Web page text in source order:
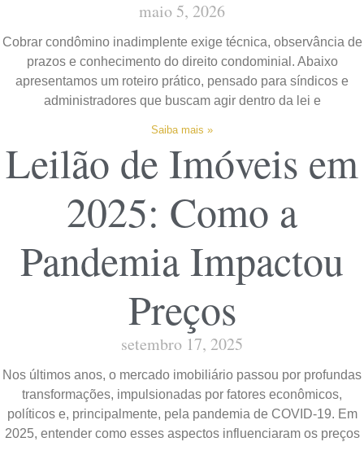
maio 5, 2026
Cobrar condômino inadimplente exige técnica, observância de
prazos e conhecimento do direito condominial. Abaixo
apresentamos um roteiro prático, pensado para síndicos e
administradores que buscam agir dentro da lei e
Saiba mais »
Leilão de Imóveis em
2025: Como a
Pandemia Impactou
Preços
setembro 17, 2025
Nos últimos anos, o mercado imobiliário passou por profundas
transformações, impulsionadas por fatores econômicos,
políticos e, principalmente, pela pandemia de COVID-19. Em
2025, entender como esses aspectos influenciaram os preços